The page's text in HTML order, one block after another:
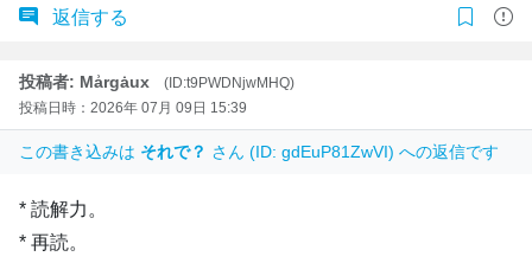
返信する
投稿者: Mẚrgȧux
(ID:t9PWDNjwMHQ)
投稿日時：2026年 07月 09日 15:39
この書き込みは それで？ さん (ID: gdEuP81ZwVI) への返信です
* 読解力。
* 再読。